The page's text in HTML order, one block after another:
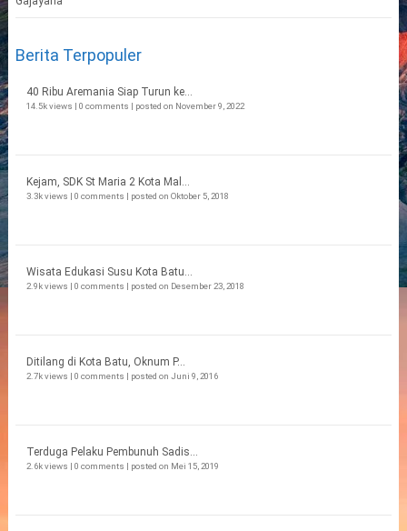
Berita Terpopuler
40 Ribu Aremania Siap Turun ke...
14.5k views | 0 comments | posted on November 9, 2022
Kejam, SDK St Maria 2 Kota Mal...
3.3k views | 0 comments | posted on Oktober 5, 2018
Wisata Edukasi Susu Kota Batu...
2.9k views | 0 comments | posted on Desember 23, 2018
Ditilang di Kota Batu, Oknum P...
2.7k views | 0 comments | posted on Juni 9, 2016
Terduga Pelaku Pembunuh Sadis...
2.6k views | 0 comments | posted on Mei 15, 2019